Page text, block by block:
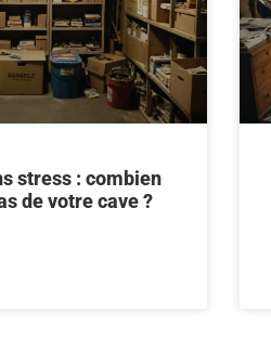
stress : combien
de votre cave ?